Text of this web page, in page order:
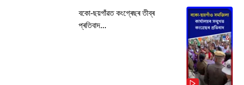
বকো-ছয়গাঁৱত কংগ্ৰেছৰ তীব্ৰ
প্ৰতিবাদ...